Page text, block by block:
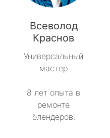
Всеволод
Краснов
Универсальный
мастер
8 лет опыта в
ремонте
блендеров.